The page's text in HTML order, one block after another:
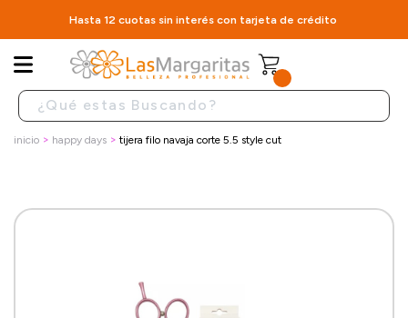
Hasta 12 cuotas sin interés con tarjeta de crédito
inicio happy days tijera filo navaja corte 5.5 style cut